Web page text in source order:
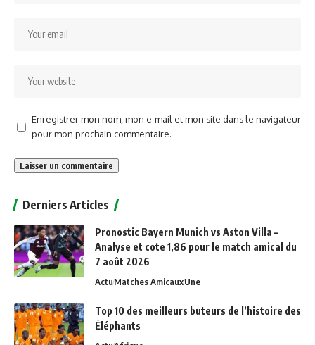
Enregistrer mon nom, mon e-mail et mon site dans le navigateur
pour mon prochain commentaire.
Derniers Articles
Pronostic Bayern Munich vs Aston Villa –
Analyse et cote 1,86 pour le match amical du
7 août 2026
ActuMatches AmicauxUne
Top 10 des meilleurs buteurs de l’histoire des
Éléphants